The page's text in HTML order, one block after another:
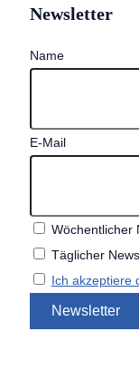
Newsletter
Name
E-Mail
Wöchentlicher
Täglicher
Ich akzeptiere